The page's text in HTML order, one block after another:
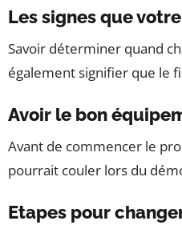
Les signes que
Savoir déterminer quand
également signifier que le
Avoir le bon
Avant de commencer le
pourrait couler lors du
Etapes pour